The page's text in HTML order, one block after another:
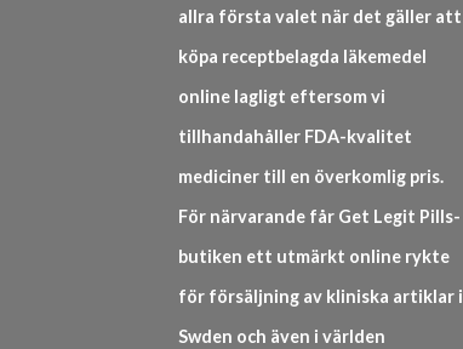
allra första valet när det gäller att
köpa receptbelagda läkemedel
online lagligt eftersom vi
tillhandahåller FDA-kvalitet
mediciner till en överkomlig pris.
För närvarande får Get Legit Pills-
butiken ett utmärkt online rykte
för försäljning av kliniska artiklar i
Swden och även i världen